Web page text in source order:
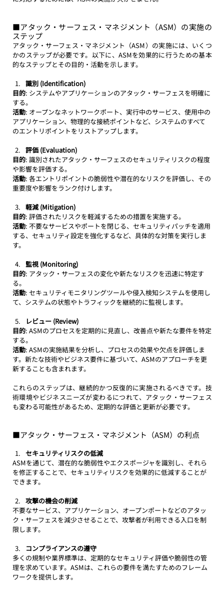
■アタック・サーフェス・マネジメント（ASM）の実施の
ステップ
アタック・サーフェス・マネジメント（ASM）の実施には、いくつ
かのステップが必要です。以下に、ASMを効果的に行うための基本
的なステップとその目的・活動を示します。
識別 (Identification)
目的: システムやアプリケーションのアタック・サーフェスを明確に
する。
活動: オープンなネットワークポート、実行中のサービス、使用中の
アプリケーション、物理的な接続ポイントなど、システムのすべて
のエントリポイントをリストアップします。
評価 (Evaluation)
目的: 識別されたアタック・サーフェスのセキュリティリスクの程度
や影響を評価する。
活動: 各エントリポイントの脆弱性や潜在的なリスクを評価し、その
重要度や影響をランク付けします。
軽減 (Mitigation)
目的: 評価されたリスクを軽減するための措置を実施する。
活動: 不要なサービスやポートを閉じる、セキュリティパッチを適用
する、セキュリティ設定を強化するなど、具体的な対策を実行しま
す。
監視 (Monitoring)
目的: アタック・サーフェスの変化や新たなリスクを迅速に特定す
る。
活動: セキュリティモニタリングツールや侵入検知システムを使用し
て、システムの状態やトラフィックを継続的に監視します。
レビュー (Review)
目的: ASMのプロセスを定期的に見直し、改善点や新たな要件を特定
する。
活動: ASMの実施結果を分析し、プロセスの効果や欠点を評価しま
す。新たな技術やビジネス要件に基づいて、ASMのアプローチを更
新することも含まれます。
これらのステップは、継続的かつ反復的に実施されるべきです。技
術環境やビジネスニーズが変わるにつれて、アタック・サーフェス
も変わる可能性があるため、定期的な評価と更新が必要です。
■アタック・サーフェス・マネジメント（ASM）の利点
セキュリティリスクの低減
ASMを通じて、潜在的な脆弱性やエクスポージャを識別し、それら
を修正することで、セキュリティリスクを効果的に低減することが
できます。
攻撃の機会の削減
不要なサービス、アプリケーション、オープンポートなどのアタッ
ク・サーフェスを減少させることで、攻撃者が利用できる入口を制
限します。
コンプライアンスの遵守
多くの規制や業界標準は、定期的なセキュリティ評価や脆弱性の管
理を求めています。ASMは、これらの要件を満たすためのフレーム
ワークを提供します。